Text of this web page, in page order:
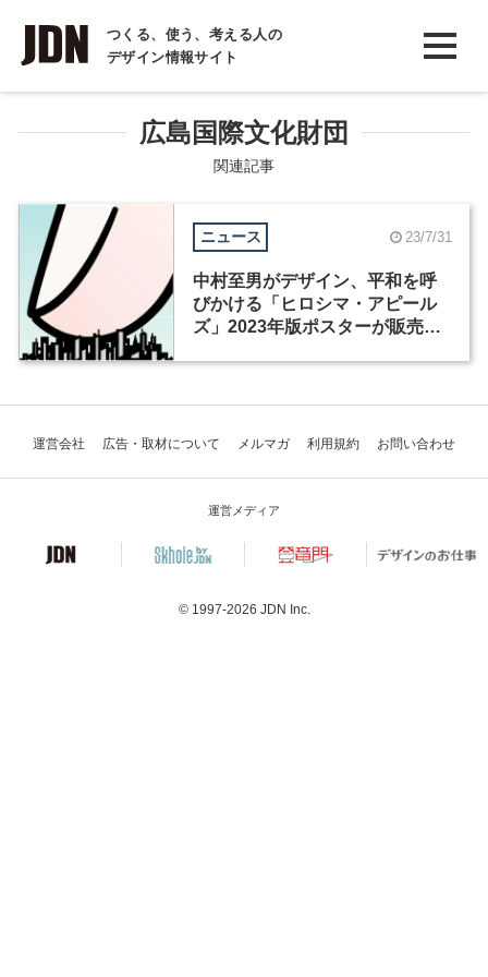
つくる、使う、考える人の
デザイン情報サイト
INTERVIEW
インタビュー
REPORT
COLUMN
コラム
広島国際文化財団
関連記事
ニュース 23/7/31
中村至男がデザイン、平和を呼
びかける「ヒロシマ・アピール
ズ」2023年版ポスターが販売開
運営会社 広告・取材について メルマガ 利用規約 お問い合わせ
運営メディア
© 1997-2026 JDN Inc.